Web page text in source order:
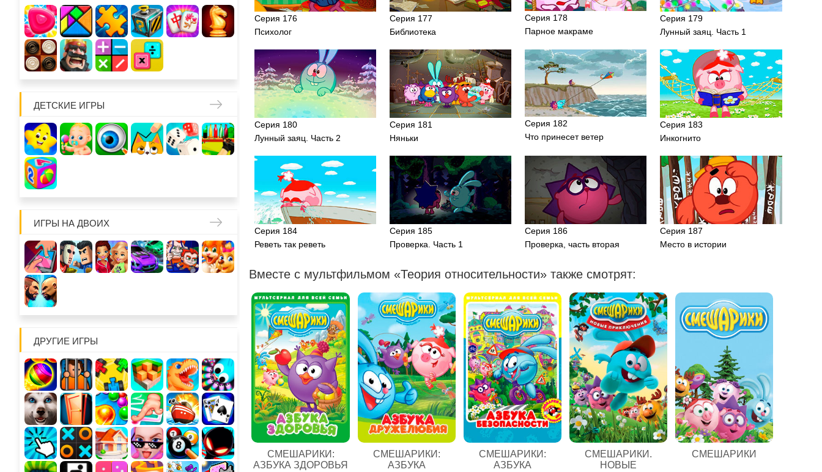
ДЕТСКИЕ ИГРЫ
ИГРЫ НА ДВОИХ
ДРУГИЕ ИГРЫ
Серия 176
Психолог
Серия 177
Библиотека
Серия 178
Парное макраме
Серия 179
Лунный заяц. Часть 1
Серия 180
Лунный заяц. Часть 2
Серия 181
Няньки
Серия 182
Что принесет ветер
Серия 183
Инкогнито
Серия 184
Реветь так реветь
Серия 185
Проверка. Часть 1
Серия 186
Проверка, часть вторая
Серия 187
Место в истории
Вместе с мультфильмом «Теория относительности» также смотрят:
СМЕШАРИКИ:
АЗБУКА ЗДОРОВЬЯ
СМЕШАРИКИ:
АЗБУКА
СМЕШАРИКИ:
АЗБУКА
СМЕШАРИКИ.
НОВЫЕ
СМЕШАРИКИ